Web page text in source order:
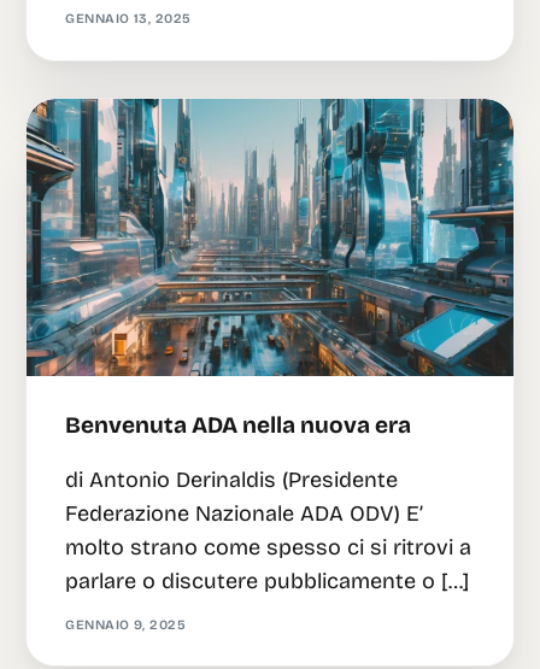
GENNAIO 13, 2025
Benvenuta ADA nella nuova era
di Antonio Derinaldis (Presidente
Federazione Nazionale ADA ODV) E’
molto strano come spesso ci si ritrovi a
parlare o discutere pubblicamente o […]
GENNAIO 9, 2025